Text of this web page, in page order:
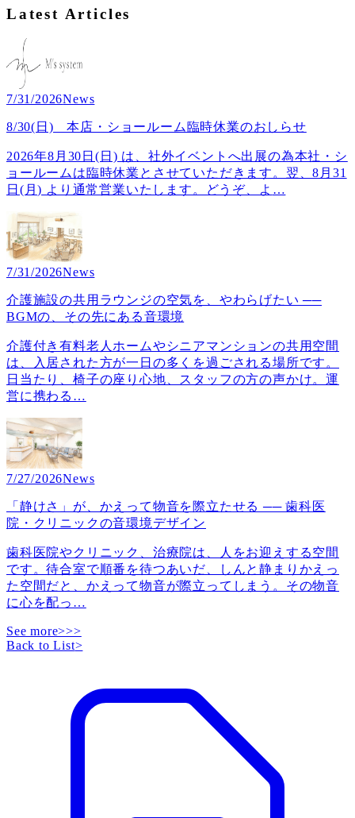
Latest Articles
7/31/2026News
8/30(日) 本店・ショールーム臨時休業のおしらせ
2026年8月30日(日) は、社外イベントへ出展の為本社・シ
ョールームは臨時休業とさせていただきます。翌、8月31
日(月) より通常営業いたします。どうぞ、よ …
7/31/2026News
介護施設の共用ラウンジの空気を、やわらげたい ──
BGMの、その先にある音環境
介護付き有料老人ホームやシニアマンションの共用空間
は、入居された方が一日の多くを過ごされる場所です。
日当たり、椅子の座り心地、スタッフの方の声かけ。運
営に携わる …
7/27/2026News
「静けさ」が、かえって物音を際立たせる ── 歯科医
院・クリニックの音環境デザイン
歯科医院やクリニック、治療院は、人をお迎えする空間
です。待合室で順番を待つあいだ、しんと静まりかえっ
た空間だと、かえって物音が際立ってしまう。その物音
に心を配っ …
See more>>>
Back to List>